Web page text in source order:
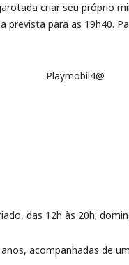
criar seu próprio
para as 19h40.
das 12h às 20h;
acompanhadas de